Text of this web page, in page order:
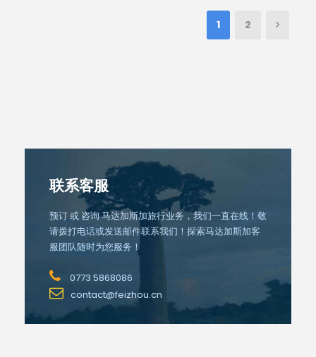
1 2
联系客服
预订 或 咨询 马达加斯加旅行业务，我们一直在线！敬
请拨打电话或发送邮件联系我们！探索马达加斯加客
服团队随时为您服务！
0773 5868086
contact@feizhou.cn